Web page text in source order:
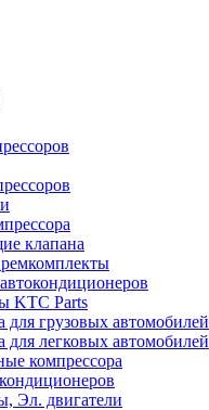
клапана
KTC Parts
для грузовых автомобилей
для легковых автомобилей
компрессора
Эл. двигатели